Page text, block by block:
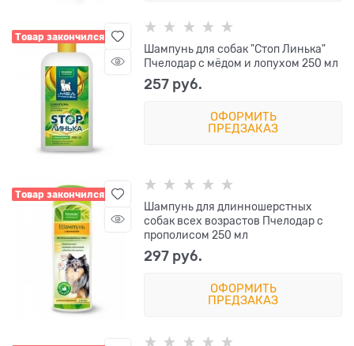
Товар закончился
Шампунь для собак "Стоп Линька"
Пчелодар с мёдом и лопухом 250 мл
257 руб.
ОФОРМИТЬ
ПРЕДЗАКАЗ
Товар закончился
Шампунь для длинношерстных
собак всех возрастов Пчелодар с
прополисом 250 мл
297 руб.
ОФОРМИТЬ
ПРЕДЗАКАЗ